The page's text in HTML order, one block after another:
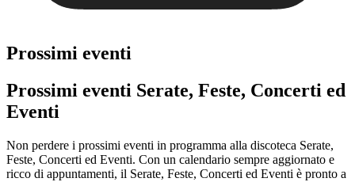
Prossimi eventi
Prossimi eventi Serate, Feste, Concerti ed
Eventi
Non perdere i prossimi eventi in programma alla discoteca Serate,
Feste, Concerti ed Eventi. Con un calendario sempre aggiornato e
ricco di appuntamenti, il Serate, Feste, Concerti ed Eventi è pronto a